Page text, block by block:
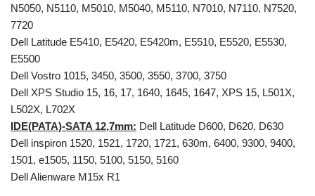
N5050, N5110, M5010, M5040, M5110, N7010, N7110, N7520,
7720
Dell Latitude E5410, E5420, E5420m, E5510, E5520, E5530,
E5500
Dell Vostro 1015, 3450, 3500, 3550, 3700, 3750
Dell XPS Studio 15, 16, 17, 1640, 1645, 1647, XPS 15, L501X,
L502X, L702X
IDE(PATA)-SATA 12,7mm: Dell Latitude D600, D620, D630
Dell inspiron 1520, 1521, 1720, 1721, 630m, 6400, 9300, 9400,
1501, e1505, 1150, 5100, 5150, 5160
Dell Alienware M15x R1